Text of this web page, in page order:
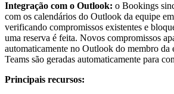
Integração com o Outlook: o Bookings
com os calendários do Outlook da equipe
verificando compromissos existentes e
uma reserva é feita. Novos compromissos
automaticamente no Outlook do membro da
Teams são geradas automaticamente para
Principais recursos: